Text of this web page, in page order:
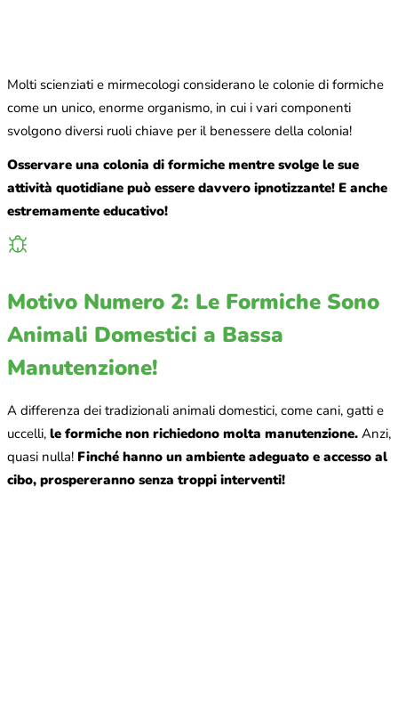
Molti scienziati e mirmecologi considerano le colonie di formiche
come un unico, enorme organismo, in cui i vari componenti
svolgono diversi ruoli chiave per il benessere della colonia!
Osservare una colonia di formiche mentre svolge le sue
attività quotidiane può essere davvero ipnotizzante! E anche
estremamente educativo!
Motivo Numero 2: Le Formiche Sono
Animali Domestici a Bassa
Manutenzione!
A differenza dei tradizionali animali domestici, come cani, gatti e
uccelli, le formiche non richiedono molta manutenzione. Anzi,
quasi nulla! Finché hanno un ambiente adeguato e accesso al
cibo, prospereranno senza troppi interventi!